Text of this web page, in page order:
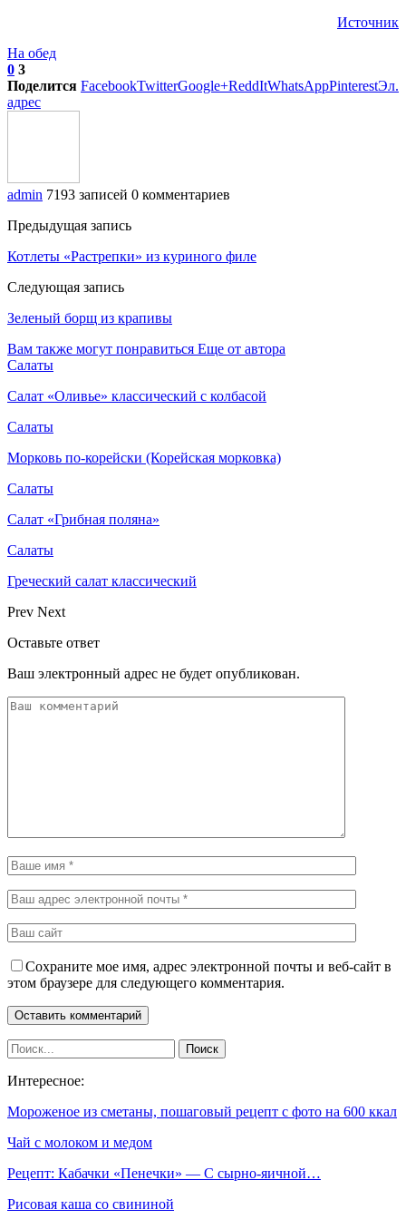
Источник
На обед
0 3
Поделится FacebookTwitterGoogle+ReddItWhatsAppPinterestЭл.
адрес
admin 7193 записей 0 комментариев
Предыдущая запись
Котлеты «Растрепки» из куриного филе
Следующая запись
Зеленый борщ из крапивы
Вам также могут понравиться Еще от автора
Салаты
Салат «Оливье» классический с колбасой
Салаты
Морковь по-корейски (Корейская морковка)
Салаты
Салат «Грибная поляна»
Салаты
Греческий салат классический
Prev Next
Оставьте ответ
Ваш электронный адрес не будет опубликован.
Сохраните мое имя, адрес электронной почты и веб-сайт в
этом браузере для следующего комментария.
Интересное:
Мороженое из сметаны, пошаговый рецепт с фото на 600 ккал
Чай с молоком и медом
Рецепт: Кабачки «Пенечки» — С сырно-яичной…
Рисовая каша со свининой